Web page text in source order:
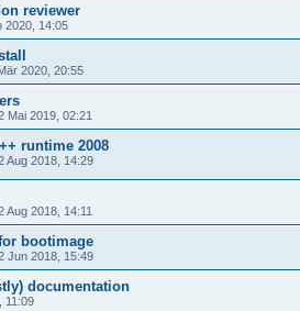
reviewer
2020, 14:05
2020, 20:55
Mai 2019, 02:21
runtime 2008
Aug 2018, 14:29
Aug 2018, 14:11
bootimage
Jun 2018, 15:49
documentation
11:09